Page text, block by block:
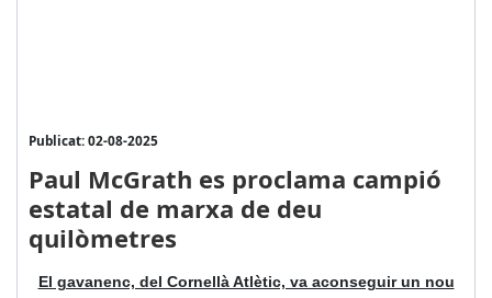
Publicat: 02-08-2025
Paul McGrath es proclama campió
estatal de marxa de deu
quilòmetres
El gavanenc, del Cornellà Atlètic, va aconseguir un nou